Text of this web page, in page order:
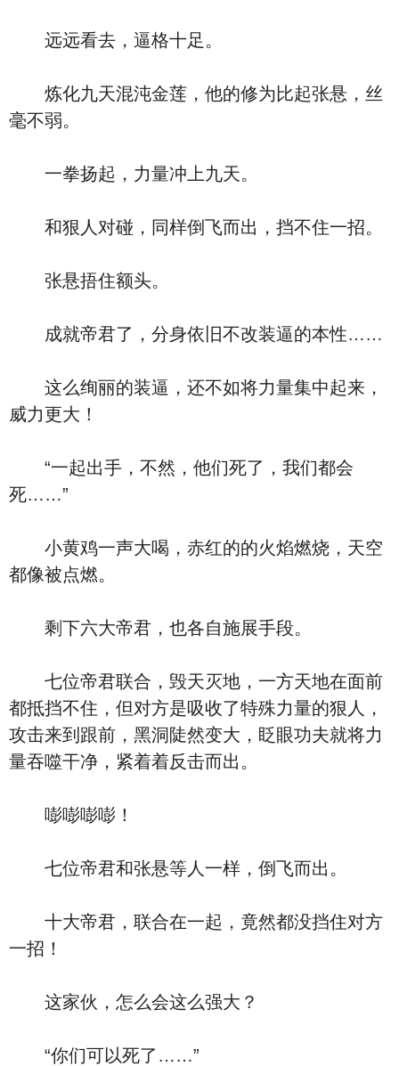
远远看去，逼格十足。
炼化九天混沌金莲，他的修为比起张悬，丝
毫不弱。
一拳扬起，力量冲上九天。
和狠人对碰，同样倒飞而出，挡不住一招。
张悬捂住额头。
成就帝君了，分身依旧不改装逼的本性……
这么绚丽的装逼，还不如将力量集中起来，
威力更大！
“一起出手，不然，他们死了，我们都会
死……”
小黄鸡一声大喝，赤红的的火焰燃烧，天空
都像被点燃。
剩下六大帝君，也各自施展手段。
七位帝君联合，毁天灭地，一方天地在面前
都抵挡不住，但对方是吸收了特殊力量的狠人，
攻击来到跟前，黑洞陡然变大，眨眼功夫就将力
量吞噬干净，紧着着反击而出。
嘭嘭嘭嘭！
七位帝君和张悬等人一样，倒飞而出。
十大帝君，联合在一起，竟然都没挡住对方
一招！
这家伙，怎么会这么强大？
“你们可以死了……”